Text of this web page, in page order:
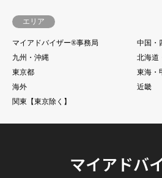
エリア
マイアドバイザー®事務局
中国・
九州・沖縄
北海道
東京都
東海・
海外
近畿
関東【東京除く】
マイアドバ